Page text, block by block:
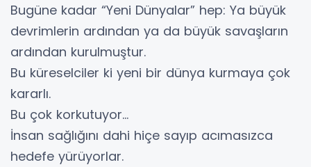
Bugüne kadar “Yeni Dünyalar” hep: Ya büyük
devrimlerin ardından ya da büyük savaşların
ardından kurulmuştur.
Bu küreselciler ki yeni bir dünya kurmaya çok
kararlı.
Bu çok korkutuyor…
İnsan sağlığını dahi hiçe sayıp acımasızca
hedefe yürüyorlar.